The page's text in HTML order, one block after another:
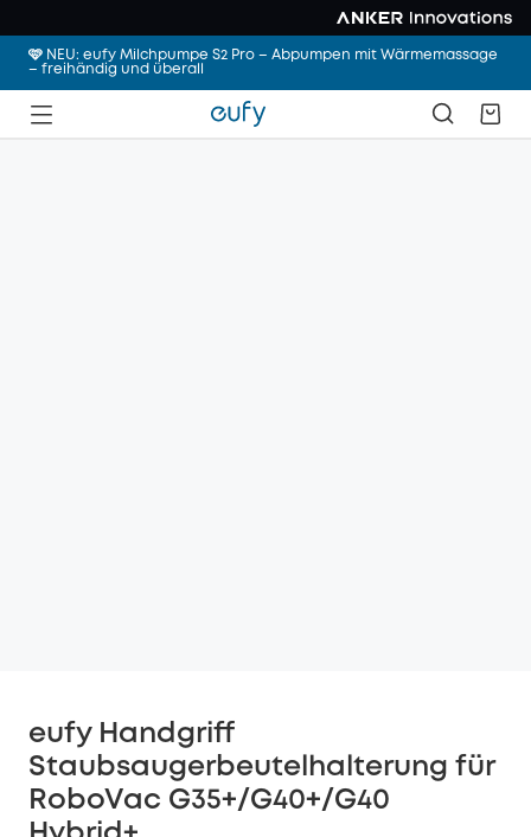
🩷 NEU: eufy Milchpumpe S2 Pro – Abpumpen mit Wärmemassage
– freihändig und überall
eufy Handgriff
Staubsaugerbeutelhalterung für
RoboVac G35+/G40+/G40